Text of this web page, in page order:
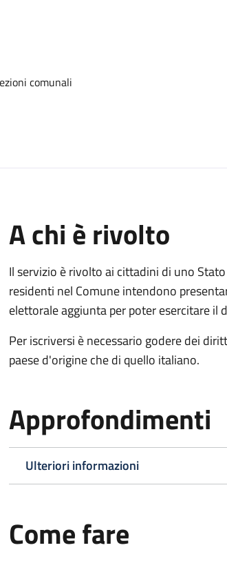
comunali
A chi è rivolto
Il servizio è rivolto ai cittadini di uno
residenti nel Comune intendono
elettorale aggiunta per poter esercitare
Per iscriversi è necessario godere dei
paese d'origine che di quello italiano.
Approfondimenti
Ulteriori informazioni
Come fare